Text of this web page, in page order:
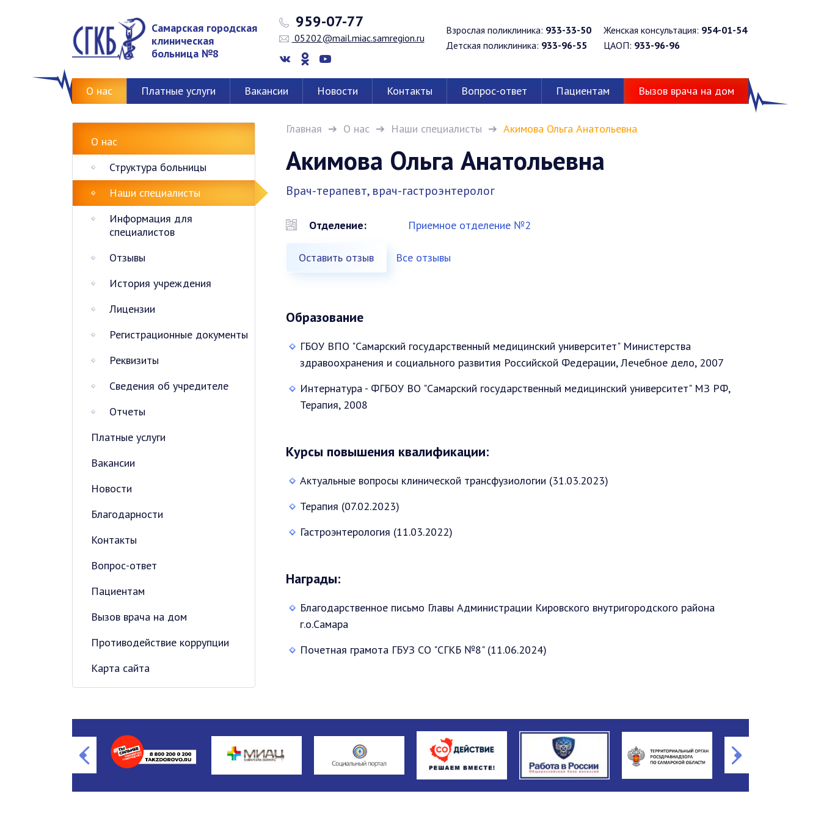
Самарская городская
клиническая
больница №8
959-07-77
05202@mail.miac.samregion.ru
Взрослая поликлиника: 933-33-50
Детская поликлиника: 933-96-55
Женская консультация: 954-01-54
ЦАОП: 933-96-96
О нас Платные услуги Вакансии Новости Контакты Вопрос-ответ Пациентам Вызов врача на дом
О нас
Структура больницы
Наши специалисты
Информация для
специалистов
Отзывы
История учреждения
Лицензии
Регистрационные документы
Реквизиты
Сведения об учредителе
Отчеты
Платные услуги
Вакансии
Новости
Благодарности
Контакты
Вопрос-ответ
Пациентам
Вызов врача на дом
Противодействие коррупции
Карта сайта
Главная О нас Наши специалисты Акимова Ольга Анатольевна
Акимова Ольга Анатольевна
Врач-терапевт, врач-гастроэнтеролог
Отделение: Приемное отделение №2
Оставить отзыв Все отзывы
Образование
ГБОУ ВПО "Самарский государственный медицинский университет" Министерства
здравоохранения и социального развития Российской Федерации, Лечебное дело, 2007
Интернатура - ФГБОУ ВО "Самарский государственный медицинский университет" МЗ РФ,
Терапия, 2008
Курсы повышения квалификации:
Актуальные вопросы клинической трансфузиологии (31.03.2023)
Терапия (07.02.2023)
Гастроэнтерология (11.03.2022)
Награды:
Благодарственное письмо Главы Администрации Кировского внутригородского района
г.о.Самара
Почетная грамота ГБУЗ СО "СГКБ №8" (11.06.2024)